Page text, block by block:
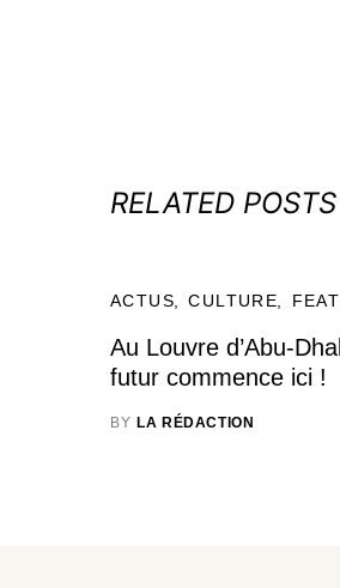
RELATED POSTS
ACTUS CULTURE
Au Louvre d’Abu-
futur commence ici !
BY LA RÉDACTION